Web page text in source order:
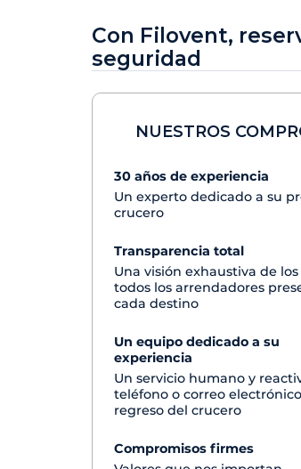
Con Filovent,
seguridad
NUESTROS
30 años de experiencia
Un experto dedicado a su
crucero
Transparencia total
Una visión exhaustiva de
todos los arrendadores
cada destino
Un equipo dedicado a su
experiencia
Un servicio humano y
teléfono o correo
regreso del crucero
Compromisos firmes